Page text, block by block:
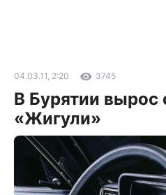
04.03.11, 2:20 3745
В Бурятии вырос
«Жигули»